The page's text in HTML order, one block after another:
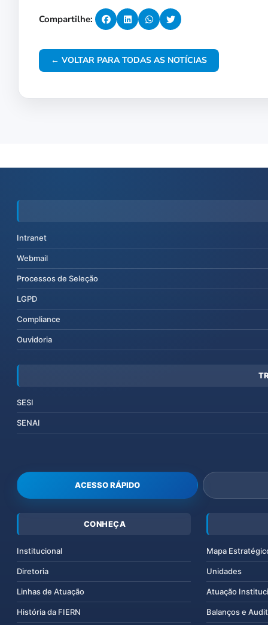
Compartilhe:
← VOLTAR PARA TODAS AS NOTÍCIAS
Intranet
Webmail
Processos de Seleção
LGPD
Compliance
Ouvidoria
SESI
SENAI
ACESSO RÁPIDO
CONHEÇA
Institucional
Diretoria
Linhas de Atuação
História da FIERN
Mapa
Unidades
Atuação
Balanços e